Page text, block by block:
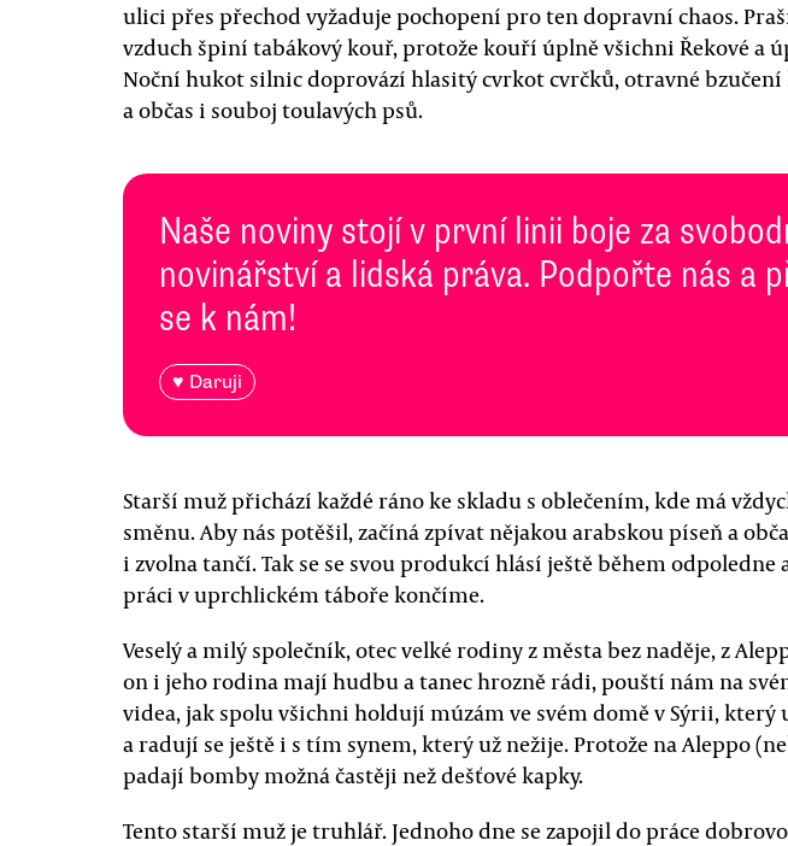
ulici přes přechod vyžaduje pochopení pro ten dopravní chaos.
vzduch špiní tabákový kouř, protože kouří úplně všichni Řekové a
Noční hukot silnic doprovází hlasitý cvrkot cvrčků, otravné
a občas i souboj toulavých psů.
Naše noviny stojí v první linii boje za
novinářství a lidská práva. Podpořte nás a
se k nám!
♥ Daruji
Starší muž přichází každé ráno ke skladu s oblečením, kde má
směnu. Aby nás potěšil, začíná zpívat nějakou arabskou píseň a
i zvolna tančí. Tak se se svou produkcí hlásí ještě během odpoledne
práci v uprchlickém táboře končíme.
Veselý a milý společník, otec velké rodiny z města bez naděje, z
on i jeho rodina mají hudbu a tanec hrozně rádi, pouští nám na
videa, jak spolu všichni holdují múzám ve svém domě v Sýrii, který
a radují se ještě i s tím synem, který už nežije. Protože na Aleppo
padají bomby možná častěji než dešťové kapky.
Tento starší muž je truhlář. Jednoho dne se zapojil do práce